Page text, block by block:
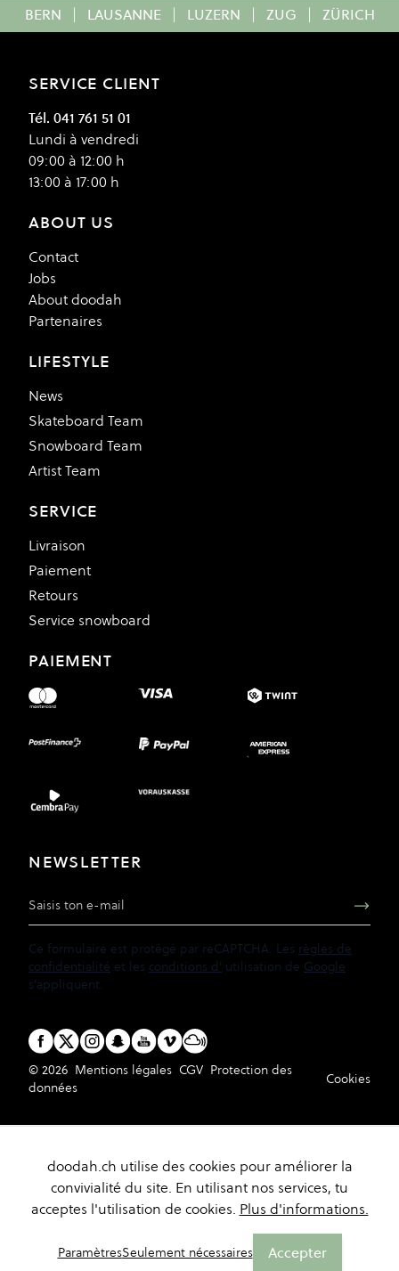
BERN | LAUSANNE | LUZERN | ZUG | ZÜRICH
SERVICE CLIENT
Tél. 041 761 51 01
Lundi à vendredi
09:00 à 12:00 h
13:00 à 17:00 h
ABOUT US
Contact
Jobs
About doodah
Partenaires
LIFESTYLE
News
Skateboard Team
Snowboard Team
Artist Team
SERVICE
Livraison
Paiement
Retours
Service snowboard
PAIEMENT
NEWSLETTER
Adresse e-mail
Ce formulaire est protégé par reCAPTCHA. Les règles de
confidentialité et les conditions d' utilisation de Google
s'appliquent.
© 2026 Mentions légales CGV Protection des
données
Cookies
doodah.ch utilise des cookies pour améliorer la
convivialité du site. En utilisant nos services, tu
acceptes l'utilisation de cookies. Plus d'informations.
ParamètresSeulement nécessaires Accepter